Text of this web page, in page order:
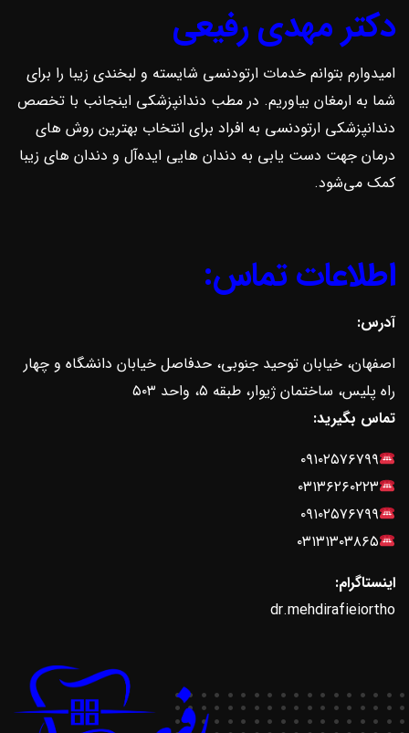
دکتر مهدی رفیعی
امیدوارم بتوانم خدمات ارتودنسی شایسته و لبخندی زیبا را برای
شما به ارمغان بیاوریم. در مطب دندانپزشکی اینجانب با تخصص
دندانپزشکی ارتودنسی به افراد برای انتخاب بهترین روش ‌های
درمان جهت دست یابی به دندان هایی ایده‌آل و دندان های زیبا
کمک می‌شود.
اطلاعات تماس:
آدرس:
اصفهان، خیابان توحید جنوبی، حدفاصل خیابان دانشگاه و چهار
راه پلیس، ساختمان ژیوار، طبقه ۵، واحد ۵۰۳
تماس بگیرید:
۰۹۱۰۲۵۷۶۷۹۹
۰۳۱۳۶۲۶۰۲۲۳
۰۹۱۰۲۵۷۶۷۹۹
۰۳۱۳۱۳۰۳۸۶۵
اینستاگرام:
dr.mehdirafieiortho